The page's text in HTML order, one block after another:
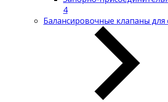
4
Балансировочные клапаны